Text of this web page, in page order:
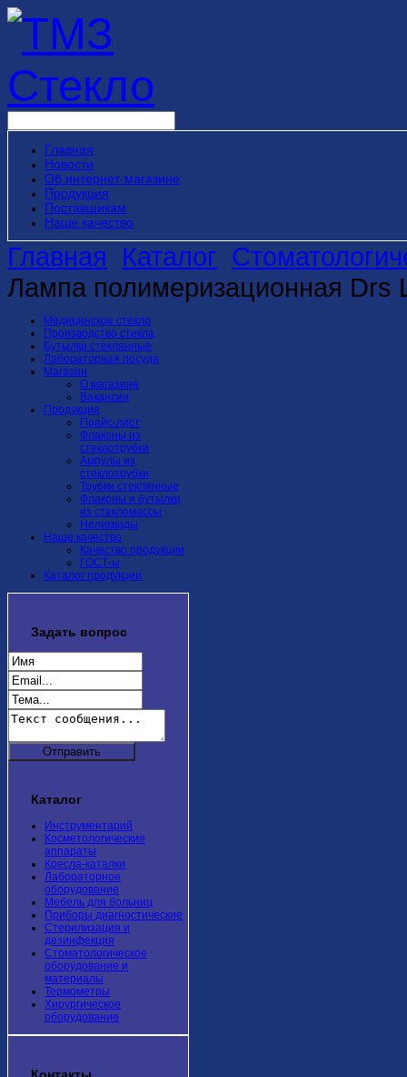
Главная
Новости
Об интернет-магазине
Продукция
Поставщикам
Наше качество
Главная Каталог
Лампа полимеризационная Drs
Медицинское стекло
Производство стекла
Бутылки стеклянные
Лабораторная посуда
Магазин
О магазине
Вакансии
Продукция
Прайс-лист
Флаконы из
стеклотрубки
Ампулы из
стеклотрубки
Трубки стеклянные
Флаконы и бутылки
из стекломассы
Неликвиды
Наше качество
Качество продукции
ГОСТ-ы
Каталог продукции
Задать вопрос
Каталог
Инструментарий
Косметологические
аппараты
Кресла-каталки
Лабораторное
оборудование
Мебель для больниц
Приборы диагностические
Стерилизация и
дезинфекция
Стоматологическое
оборудование и
материалы
Термометры
Хирургическое
оборудование